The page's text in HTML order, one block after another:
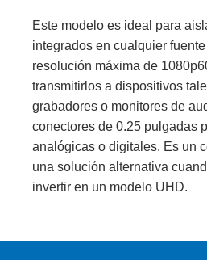
Este modelo es ideal para
integrados en cualquier
resolución máxima de
transmitirlos a dispositivos
grabadores o monitores de
conectores de 0.25 pulgadas
analógicas o digitales. Es un
una solución alternativa
invertir en un modelo UHD.